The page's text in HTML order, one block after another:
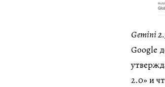
Gemini
Google
2.0» и